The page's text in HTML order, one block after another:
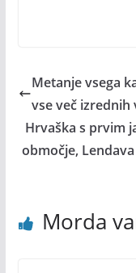
Metanje vsega
vse več
Hrvaška s prvim
območje,
Morda